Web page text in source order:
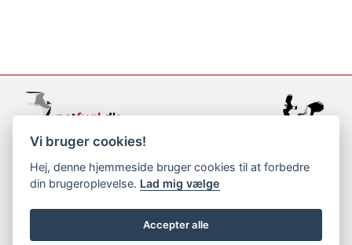
support@netfugl.dk
copyright © 2002-2023
Vi bruger cookies!
Hej, denne hjemmeside bruger cookies til at forbedre
din brugeroplevelse. Lad mig vælge
Accepter alle